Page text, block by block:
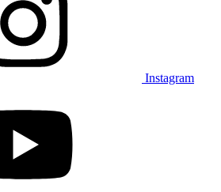
Instagram